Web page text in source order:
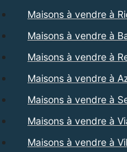
Maisons à vendre à
Maisons à vendre à
Maisons à vendre à
Maisons à vendre à
Maisons à vendre à
Maisons à vendre à
Maisons à vendre à